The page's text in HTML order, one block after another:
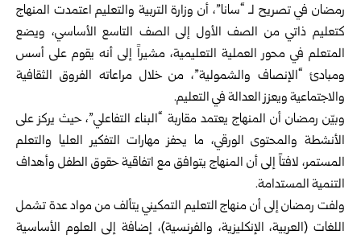
رمضان في تصريح لـ “سانا”، أن وزارة التربية والتعليم اعتمدت المنهاج
كتعليم ذاتي من الصف الأول إلى الصف التاسع الأساسي، ويضع
المتعلم في محور العملية التعليمية، مشيراً إلى أنه يقوم على أسس
ومبادئ “الإنصاف والشمولية”، من خلال مراعاته الفروق الثقافية
والاجتماعية ويعزز العدالة في التعليم.
وبيّن رمضان أن المنهاج يعتمد مقاربة “البناء التفاعلي”، حيث يركز على
الأنشطة والمحتوى الورقي، ما يحفز مهارات التفكير العليا والتعلم
المستمر، لافتاً إلى أن المنهاج يتوافق مع اتفاقية حقوق الطفل وأهداف
التنمية المستدامة.
ولفت رمضان إلى أن منهاج التعليم التمكيني يتألف من مواد عدة تشمل
اللغات (العربية، الإنكليزية، والفرنسية)، إضافة إلى العلوم الأساسية